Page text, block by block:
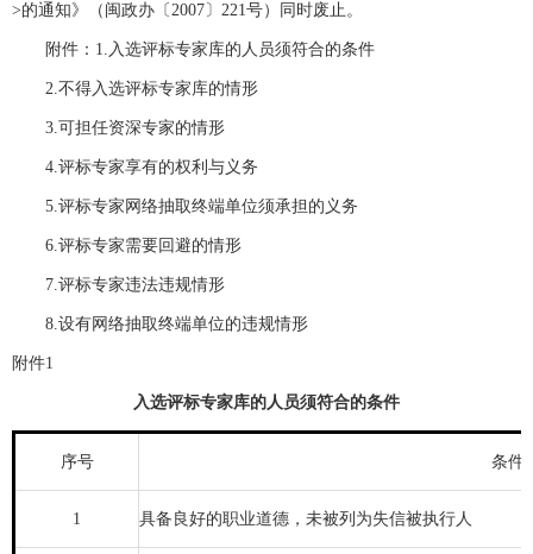
>的通知》（闽政办〔2007〕221号）同时废止。
附件：1.入选评标专家库的人员须符合的条件
2.不得入选评标专家库的情形
3.可担任资深专家的情形
4.评标专家享有的权利与义务
5.评标专家网络抽取终端单位须承担的义务
6.评标专家需要回避的情形
7.评标专家违法违规情形
8.设有网络抽取终端单位的违规情形
附件1
入选评标专家库的人员须符合的条件
序号 条件
1 具备良好的职业道德，未被列为失信被执行人